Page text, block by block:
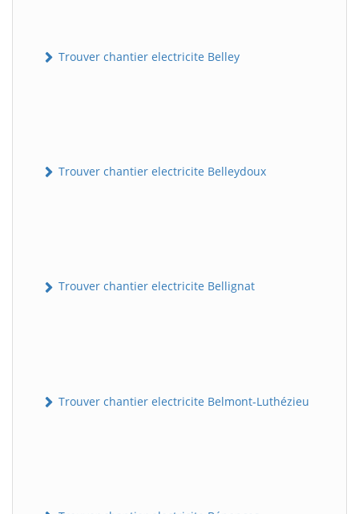
Trouver chantier electricite Belley
Trouver chantier electricite Belleydoux
Trouver chantier electricite Bellignat
Trouver chantier electricite Belmont-Luthézieu